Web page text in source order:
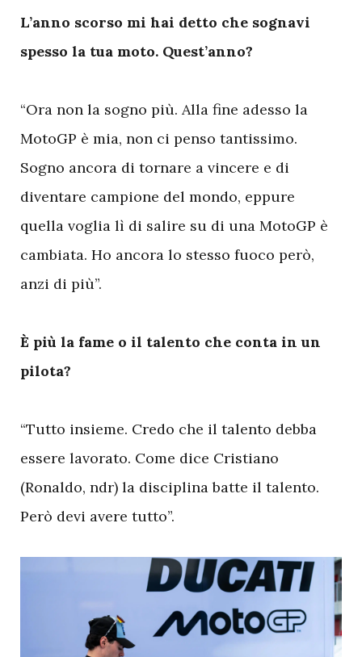
L’anno scorso mi hai detto che sognavi
spesso la tua moto. Quest’anno?
“Ora non la sogno più. Alla fine adesso la
MotoGP è mia, non ci penso tantissimo.
Sogno ancora di tornare a vincere e di
diventare campione del mondo, eppure
quella voglia lì di salire su di una MotoGP è
cambiata. Ho ancora lo stesso fuoco però,
anzi di più”.
È più la fame o il talento che conta in un
pilota?
“Tutto insieme. Credo che il talento debba
essere lavorato. Come dice Cristiano
(Ronaldo, ndr) la disciplina batte il talento.
Però devi avere tutto”.